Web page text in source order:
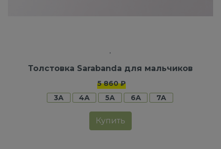
Толстовка Sarabanda для мальчиков
5 860 ₽
3A
4A 5A 6A 7A
Купить